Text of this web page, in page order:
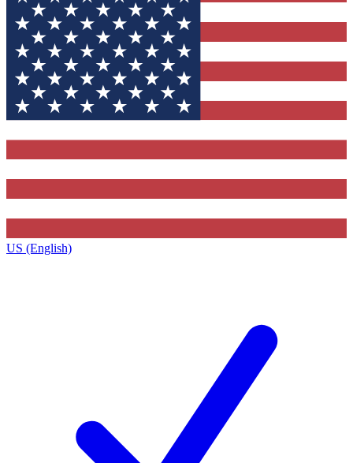
US (English)